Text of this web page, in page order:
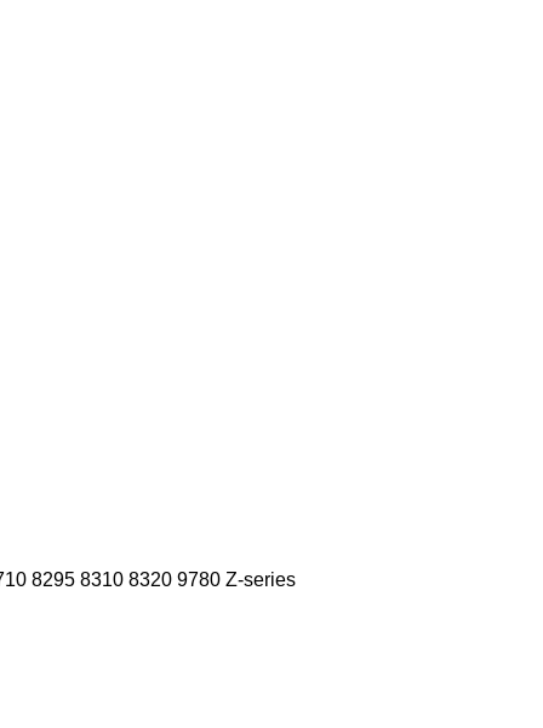
8295 8310 8320 9780 Z-series